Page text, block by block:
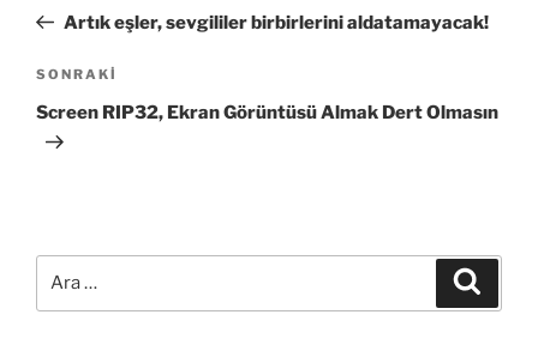
YazıArtık eşler, sevgililer birbirlerini aldatamayacak!
Sonraki
Yazı
SONRAKI
Screen RIP32, Ekran Görüntüsü Almak Dert Olmasın